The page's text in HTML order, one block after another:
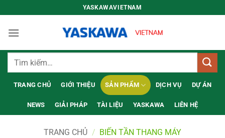
qua
nội
YASKAWAVIETNAM
Tìm
TRANG CHỦ GIỚI THIỆU SẢN PHẨM DỊCH VỤ DỰ ÁN
NEWS GIẢI PHÁP TÀI LIỆU YASKAWA LIÊN HỆ
TRANG CHỦ / BIẾN TẦN THANG MÁY